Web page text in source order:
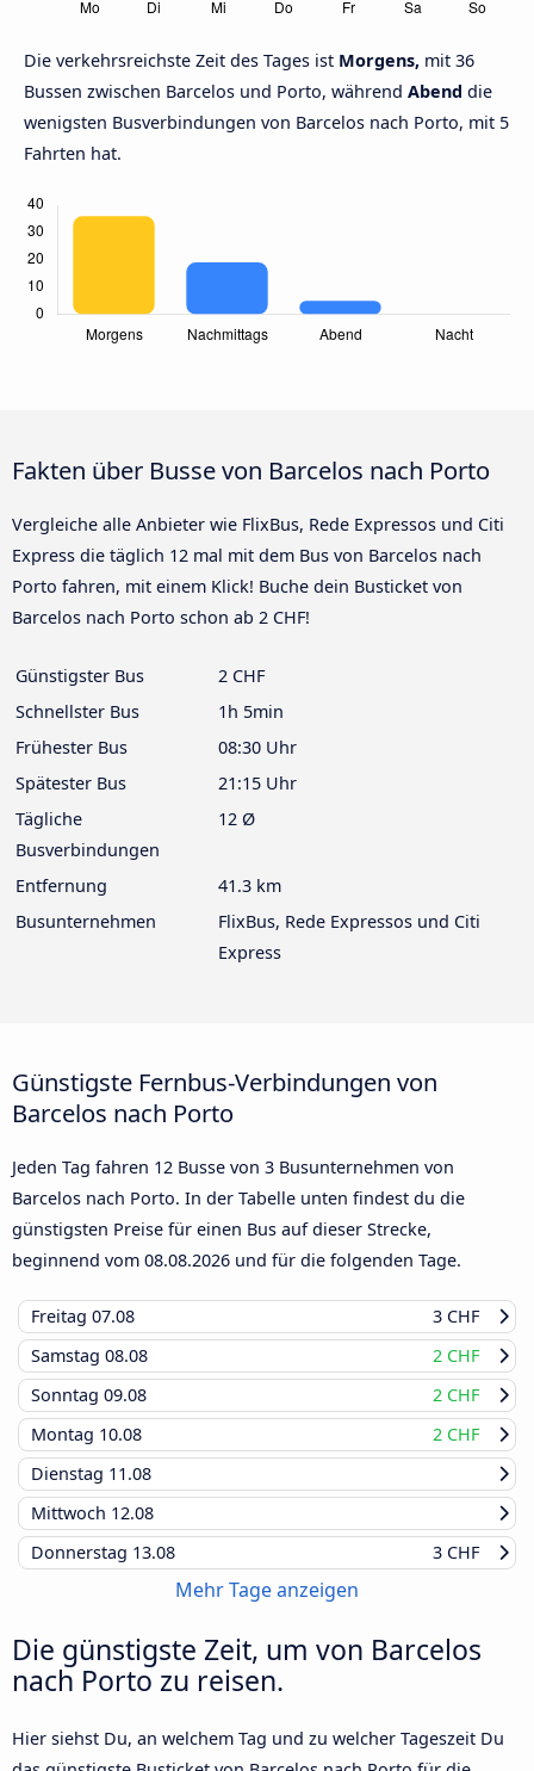
Die verkehrsreichste Zeit des Tages ist Morgens, mit 36
Bussen zwischen Barcelos und Porto, während Abend die
wenigsten Busverbindungen von Barcelos nach Porto, mit 5
Fahrten hat.
Fakten über Busse von Barcelos nach Porto
Vergleiche alle Anbieter wie FlixBus, Rede Expressos und Citi
Express die täglich 12 mal mit dem Bus von Barcelos nach
Porto fahren, mit einem Klick! Buche dein Busticket von
Barcelos nach Porto schon ab 2 CHF!
Günstigster Bus
2 CHF
Schnellster Bus
1h 5min
Frühester Bus
08:30 Uhr
Spätester Bus
21:15 Uhr
Tägliche
Busverbindungen
12 Ø
Entfernung
41.3 km
Busunternehmen
FlixBus, Rede Expressos und Citi
Express
Günstigste Fernbus-Verbindungen von
Barcelos nach Porto
Jeden Tag fahren 12 Busse von 3 Busunternehmen von
Barcelos nach Porto. In der Tabelle unten findest du die
günstigsten Preise für einen Bus auf dieser Strecke,
beginnend vom 08.08.2026 und für die folgenden Tage.
Freitag 07.08
3 CHF
Samstag 08.08
2 CHF
Sonntag 09.08
2 CHF
Montag 10.08
2 CHF
Dienstag 11.08
Mittwoch 12.08
Donnerstag 13.08 3 CHF
Mehr Tage anzeigen
Die günstigste Zeit, um von Barcelos
nach Porto zu reisen.
Hier siehst Du, an welchem Tag und zu welcher Tageszeit Du